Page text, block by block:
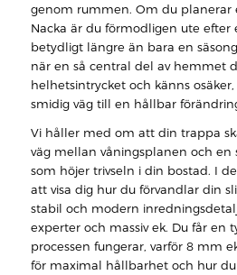
genom rummen. Om du planerar
Nacka är du förmodligen ute efter
betydligt längre än bara en
när en så central del av hemmet
helhetsintrycket och känns
smidig väg till en hållbar
Vi håller med om att din trappa
väg mellan våningsplanen och en
som höjer trivseln i din bostad. I
att visa dig hur du förvandlar din
stabil och modern
experter och massiv ek. Du får en
processen fungerar, varför 8 mm
för maximal hållbarhet och hur